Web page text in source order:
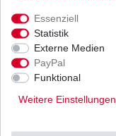
Impressum
Essenziell
Statistik
Externe Medien
PayPal
Funktional
Weitere Einstellungen